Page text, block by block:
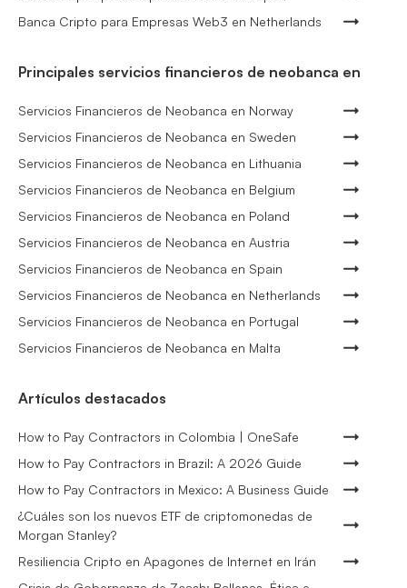
Banca Cripto para Empresas Web3 en Netherlands
Principales servicios financieros de neobanca en
Servicios Financieros de Neobanca en Norway
Servicios Financieros de Neobanca en Sweden
Servicios Financieros de Neobanca en Lithuania
Servicios Financieros de Neobanca en Belgium
Servicios Financieros de Neobanca en Poland
Servicios Financieros de Neobanca en Austria
Servicios Financieros de Neobanca en Spain
Servicios Financieros de Neobanca en Netherlands
Servicios Financieros de Neobanca en Portugal
Servicios Financieros de Neobanca en Malta
Artículos destacados
How to Pay Contractors in Colombia | OneSafe
How to Pay Contractors in Brazil: A 2026 Guide
How to Pay Contractors in Mexico: A Business Guide
¿Cuáles son los nuevos ETF de criptomonedas de
Morgan Stanley?
Resiliencia Cripto en Apagones de Internet en Irán